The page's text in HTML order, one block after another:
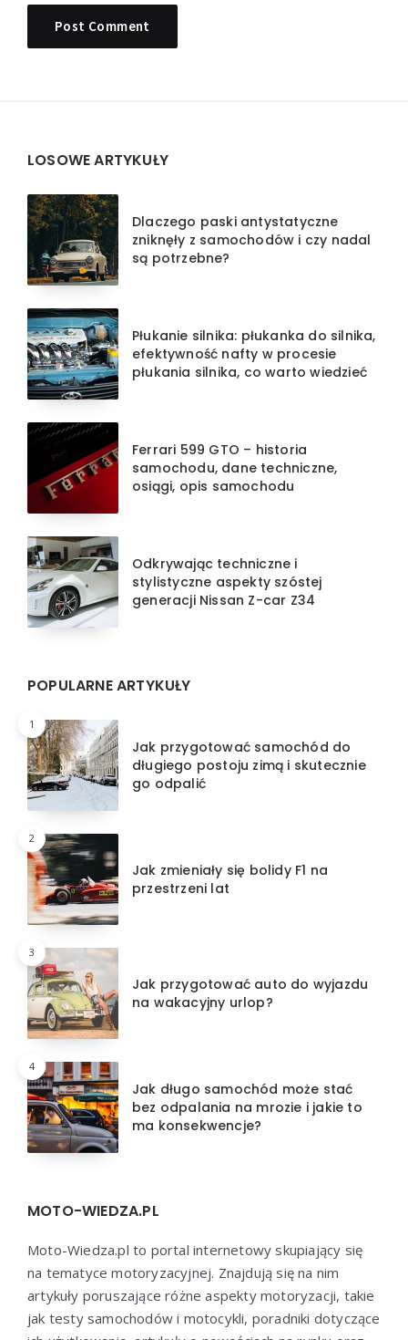
Widgets
LOSOWE ARTYKUŁY
Dlaczego paski antystatyczne
zniknęły z samochodów i czy nadal
są potrzebne?
Płukanie silnika: płukanka do silnika,
efektywność nafty w procesie
płukania silnika, co warto wiedzieć
Ferrari 599 GTO – historia
samochodu, dane techniczne,
osiągi, opis samochodu
Odkrywając techniczne i
stylistyczne aspekty szóstej
generacji Nissan Z-car Z34
POPULARNE ARTYKUŁY
1
Jak przygotować samochód do
długiego postoju zimą i skutecznie
go odpalić
2
Jak zmieniały się bolidy F1 na
przestrzeni lat
3
Jak przygotować auto do wyjazdu
na wakacyjny urlop?
4
Jak długo samochód może stać
bez odpalania na mrozie i jakie to
ma konsekwencje?
MOTO-WIEDZA.PL
Moto-Wiedza.pl to portal internetowy skupiający się
na tematyce motoryzacyjnej. Znajdują się na nim
artykuły poruszające różne aspekty motoryzacji, takie
jak testy samochodów i motocykli, poradniki dotyczące